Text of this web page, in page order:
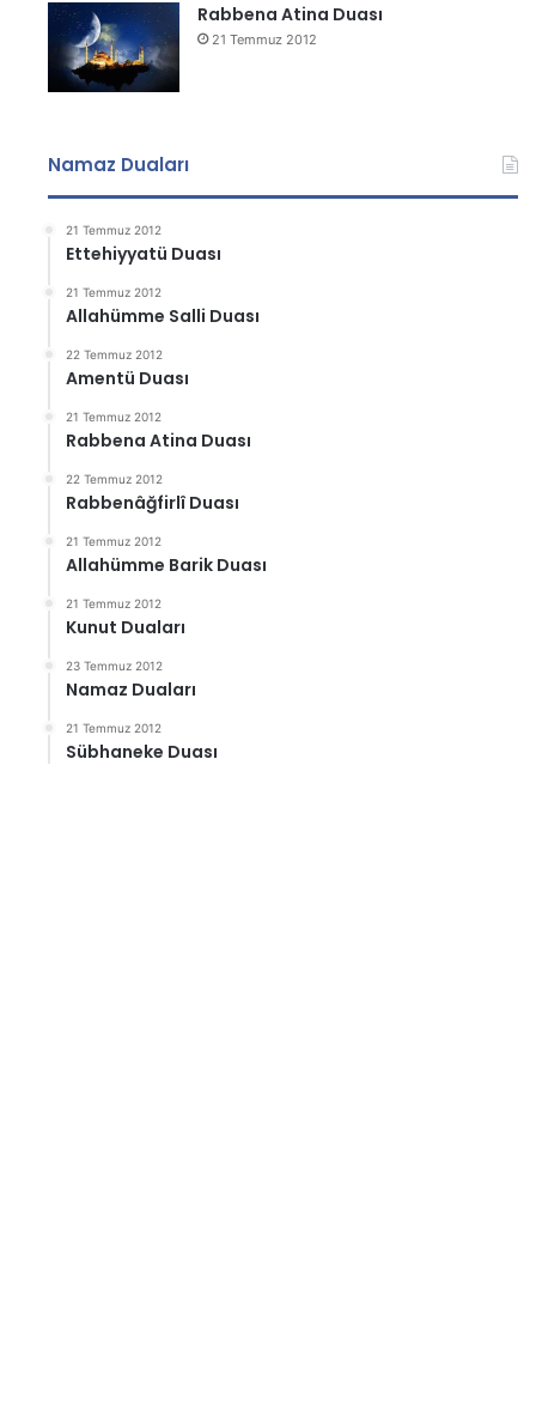
Rabbena Atina Duası
21 Temmuz 2012
Namaz Duaları
21 Temmuz 2012
Ettehiyyatü Duası
21 Temmuz 2012
Allahümme Salli Duası
22 Temmuz 2012
Amentü Duası
21 Temmuz 2012
Rabbena Atina Duası
22 Temmuz 2012
Rabbenâğfirlî Duası
21 Temmuz 2012
Allahümme Barik Duası
21 Temmuz 2012
Kunut Duaları
23 Temmuz 2012
Namaz Duaları
21 Temmuz 2012
Sübhaneke Duası